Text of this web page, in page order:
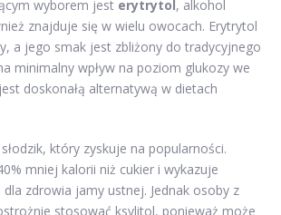
wyborem jest erytrytol, alkohol
znajduje się w wielu owocach. Erytrytol
a jego smak jest zbliżony do tradycyjnego
minimalny wpływ na poziom glukozy we
doskonałą alternatywą w dietach
który zyskuje na popularności.
mniej kalorii niż cukier i wykazuje
dla zdrowia jamy ustnej. Jednak osoby z
stosować ksylitol, ponieważ może